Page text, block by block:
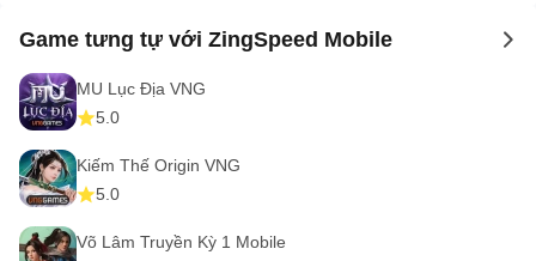
Game tưng tự với ZingSpeed Mobile to
MU Lục Địa VNG
5.0
Kiếm Thế Origin VNG
5.0
Võ Lâm Truyền Kỳ 1 Mobile